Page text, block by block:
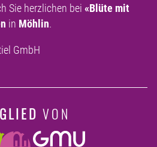
Sie herzlichen bei «Blüte mit
in Möhlin.
GmbH
VON